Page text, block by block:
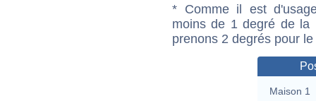
* Comme il est
moins de 1 degré de la
prenons 2 degrés pour
Maison 1